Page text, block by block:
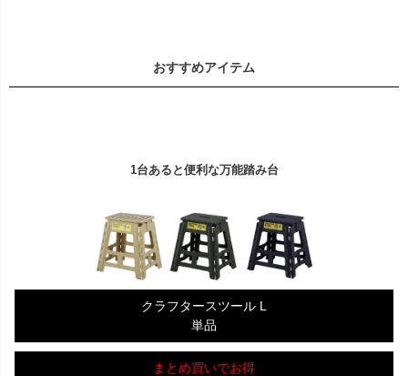
おすすめアイテム
1台あると便利な万能踏み台
クラフタースツール L
単品
まとめ買いでお得